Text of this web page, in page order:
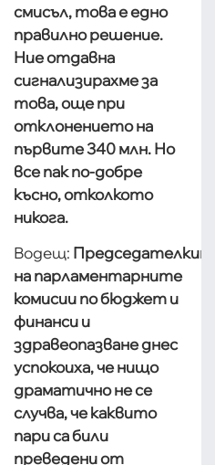
смисъл, това е едно
правилно решение.
Ние отдавна
сигнализирахме за
това, още при
отклонението на
първите 340 млн. Но
все пак по-добре
късно, отколкото
никога.
Водещ: Председателките
на парламентарните
комисии по бюджет и
финанси и
здравеопазване днес
успокоиха, че нищо
драматично не се
случва, че каквито
пари са били
преведени от